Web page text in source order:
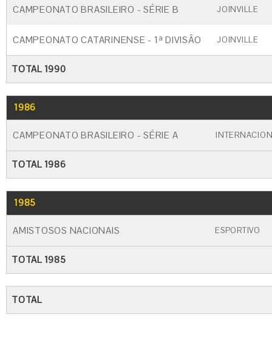
CAMPEONATO BRASILEIRO - SÉRIE B JOINVILLE
CAMPEONATO CATARINENSE - 1ª DIVISÃO JOINVILLE
TOTAL 1990
1986
CAMPEONATO BRASILEIRO - SÉRIE A
TOTAL 1986
1985
AMISTOSOS NACIONAIS ESPORTIVO
TOTAL 1985
TOTAL